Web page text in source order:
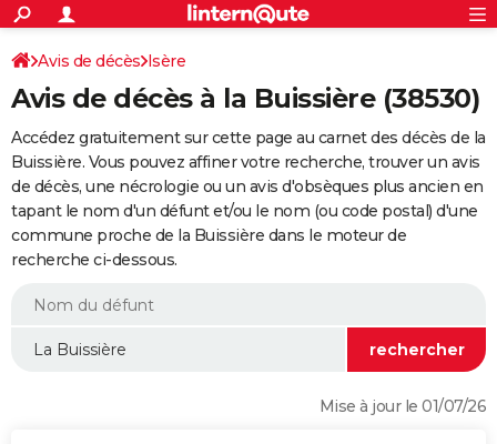
ACTUALITÉS
Politique
Société
Faits Divers
Education
Monde
Villes
+
SPORT
Coupe du monde 2026
Football
Tennis
Cyclisme
Rugby
Forum
Programme TV
TNT
Streaming
Cinéma
Sorties cinéma
Musique
+
FINANCE
Retraite
Epargne
Immobilier
Risques naturels par ville
Assurance
AUTO
Essais
Réserver un essai
Citadines
Berlines
SUV
Forum auto
+HIGH-TECH
BRICOLAGE
WEEK-END
Avis de décès Isère
Avis de décès à la Buissière (38530)
Accédez gratuitement sur cette page au carnet des décès de la
Buissière. Vous pouvez affiner votre recherche, trouver un avis
de décès, une nécrologie ou un avis d'obsèques plus ancien en
tapant le nom d'un défunt et/ou le nom (ou code postal) d'une
commune proche de la Buissière dans le moteur de
recherche ci-dessous.
Mise à jour le 01/07/26